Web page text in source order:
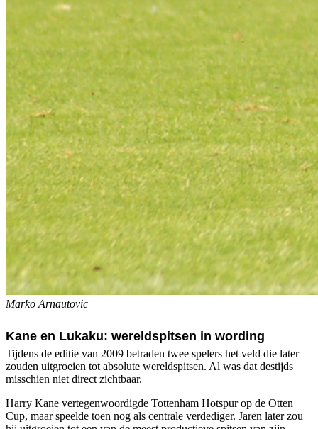
Marko Arnautovic
Kane en Lukaku: wereldspitsen in wording
Tijdens de editie van 2009 betraden twee spelers het veld die later
zouden uitgroeien tot absolute wereldspitsen. Al was dat destijds
misschien niet direct zichtbaar.
Harry Kane vertegenwoordigde Tottenham Hotspur op de Otten
Cup, maar speelde toen nog als centrale verdediger. Jaren later zou